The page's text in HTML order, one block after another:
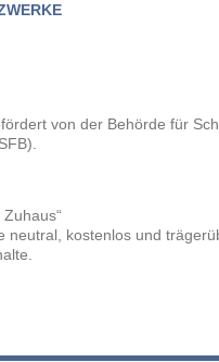
von der Behörde für
neutral, kostenlos und